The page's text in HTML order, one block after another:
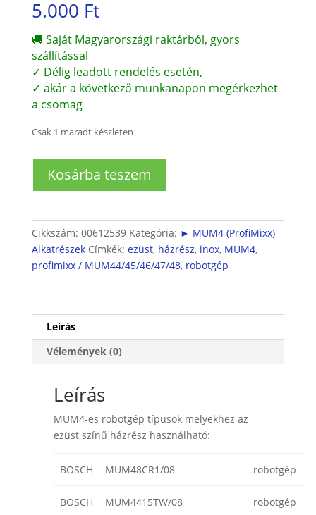
5.000 Ft
🚚 Saját Magyarországi raktárból, gyors
szállítással
✓ Délig leadott rendelés esetén,
✓ akár a következő munkanapon megérkezhet
a csomag
Csak 1 maradt készleten
ProfiMixx
gomb
házrész
ezüst
Kosárba teszem
Cikkszám: 00612539 Kategória: ► MUM4 (ProfiMixx)
Alkatrészek Címkék: ezüst, házrész, inox, MUM4,
profimixx / MUM44/45/46/47/48, robotgép
Leírás
Vélemények (0)
Leírás
MUM4-es robotgép típusok melyekhez az
ezüst színű házrész használható:
BOSCH MUM48CR1/08 robotgép
BOSCH MUM4415TW/08 robotgép